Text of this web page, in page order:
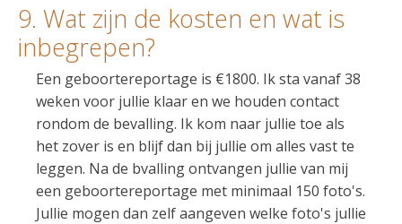
9. Wat zijn de kosten en wat is
inbegrepen?
Een geboortereportage is €1800. Ik sta vanaf 38
weken voor jullie klaar en we houden contact
rondom de bevalling. Ik kom naar jullie toe als
het zover is en blijf dan bij jullie om alles vast te
leggen. Na de bvalling ontvangen jullie van mij
een geboortereportage met minimaal 150 foto's.
Jullie mogen dan zelf aangeven welke foto's jullie